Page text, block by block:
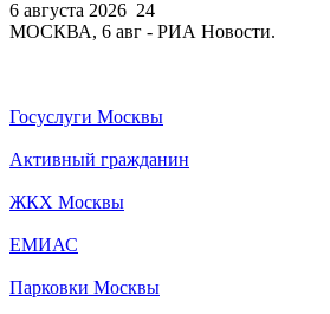
6 августа 2026 24
МОСКВА, 6 авг - РИА Новости.
Госуслуги Москвы
Активный гражданин
ЖКХ Москвы
ЕМИАС
Парковки Москвы